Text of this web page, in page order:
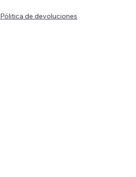
Pólitica de devoluciones